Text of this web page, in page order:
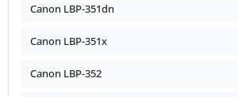
Canon LBP-351dn
Canon LBP-351x
Canon LBP-352